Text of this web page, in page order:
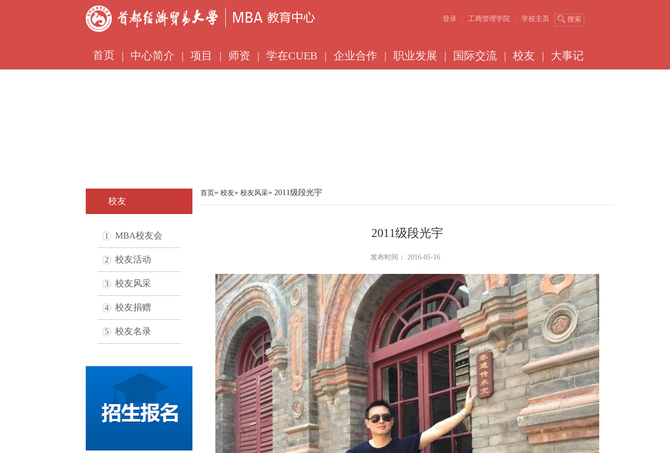
搜索
学校主页
工商管理学院
登录
首页 | 中心简介 | 项目 | 师资 | 学在CUEB | 企业合作 | 职业发展 | 国际交流 | 校友 | 大事记
校友
1 MBA校友会
2 校友活动
3 校友风采
4 校友捐赠
5 校友名录
首页» 校友» 校友风采» 2011级段光宇
2011级段光宇
发布时间： 2016-05-16